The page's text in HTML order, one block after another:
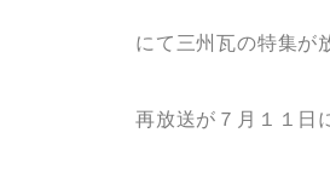
にて三州瓦の特集が
再放送が７月１１日